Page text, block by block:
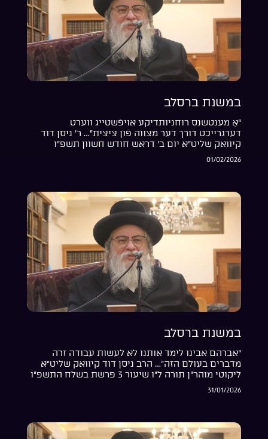
במשנת ברסלב
“אַ מענטשנס רוחניותדיקע אויפֿשטייג ווערט
דערגרייכט דורך דער מצווה פֿון ציצית”… ר’ ניסן דוד
קיוואק שליט”א יום ב’ דראש חודש חשוון תשפ”ו
01/02/2026
במשנת ברסלב
“אברהם אבינו לימד אותנו לא לעשות עבודה זרה
מדברים בעולם הזה”… הרב ניסן דוד קיוואק שליט”א
ליקוטי מוהר”ן תורה ל”ו שיעור 3 פרשת בשלח התשפ”ו
31/01/2026